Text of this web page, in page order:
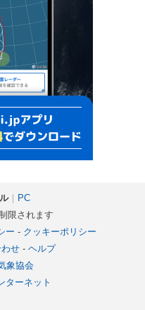
｜ PC
限されます
ー - クッキーポリシー
せ- ヘルプ
象協会
ターネット